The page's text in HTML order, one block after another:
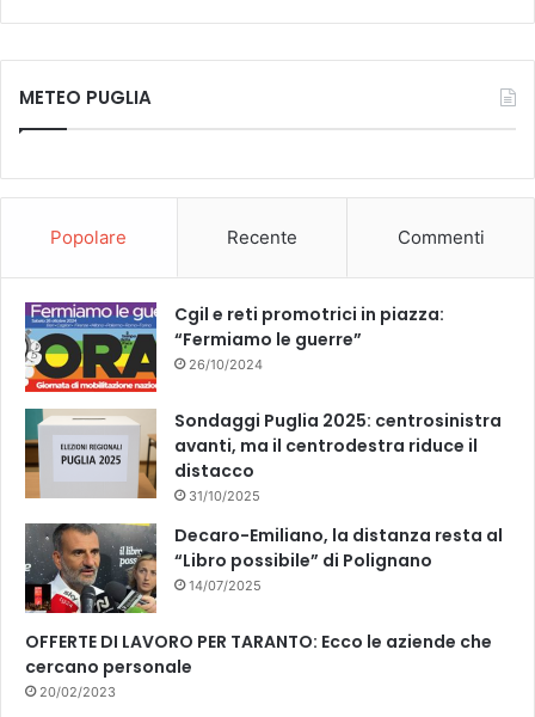
Tube
METEO PUGLIA
Popolare Recente Commenti
Cgil e reti promotrici in piazza:
“Fermiamo le guerre”
26/10/2024
Sondaggi Puglia 2025: centrosinistra
avanti, ma il centrodestra riduce il
distacco
31/10/2025
Decaro-Emiliano, la distanza resta al
“Libro possibile” di Polignano
14/07/2025
OFFERTE DI LAVORO PER TARANTO: Ecco le aziende che
cercano personale
20/02/2023